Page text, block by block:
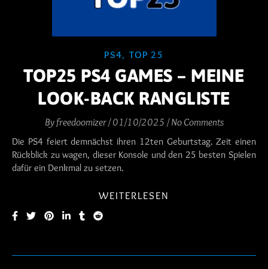
PS4,TOP 25
TOP25 PS4 GAMES – MEINE
LOOK-BACK RANGLISTE
Byfreedoomizer/ 01/10/2025 / No Comments
Die PS4 feiert demnächst ihren 12ten Geburtstag. Zeit einen
Rückblick zu wagen, dieser Konsole und den 25 besten Spielen
dafür ein Denkmal zu setzen.
WEITERLESEN